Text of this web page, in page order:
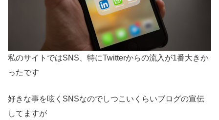
私のサイトではSNS、特にTwitterからの流入が1番大きか
ったです
好きな事を呟くSNSなのでしつこいくらいブログの宣伝
してますが